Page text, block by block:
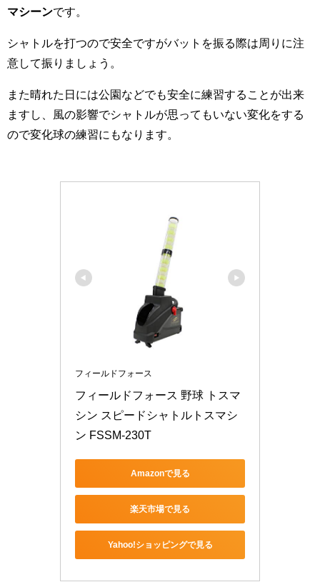
マシーンです。
シャトルを打つので安全ですがバットを振る際は周りに注
意して振りましょう。
また晴れた日には公園などでも安全に練習することが出来
ますし、風の影響でシャトルが思ってもいない変化をする
ので変化球の練習にもなります。
フィールドフォース
フィールドフォース 野球 トスマ
シン スピードシャトルトスマシ
ン FSSM-230T
Amazonで見る
楽天市場で見る
Yahoo!ショッピングで見る